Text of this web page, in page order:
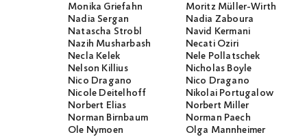
Monika Griefahn
Moritz Müller-Wirth
Nadia Sergan
Nadia Zaboura
Natascha Strobl
Navid Kermani
Nazih Musharbash
Necati Öziri
Necla Kelek
Nele Pollatschek
Nelson Killius
Nicholas Boyle
Nico Dragano
Nico Dragano
Nicole Deitelhoff
Nikolai Portugalow
Norbert Elias
Norbert Miller
Norman Birnbaum
Norman Paech
Ole Nymoen
Olga Mannheimer